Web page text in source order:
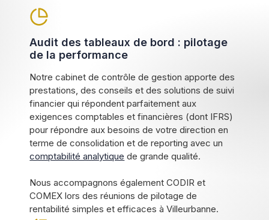
Audit des tableaux de bord : pilotage
de la performance
Notre cabinet de contrôle de gestion apporte des
prestations, des conseils et des solutions de suivi
financier qui répondent parfaitement aux
exigences comptables et financières (dont IFRS)
pour répondre aux besoins de votre direction en
terme de consolidation et de reporting avec un
comptabilité analytique de grande qualité.
Nous accompagnons également CODIR et
COMEX lors des réunions de pilotage de
rentabilité simples et efficaces à Villeurbanne.